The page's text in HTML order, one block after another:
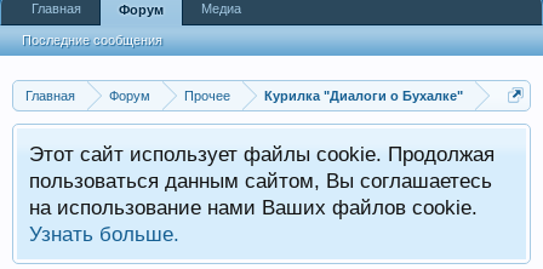
Главная Форум Прочее Курилка "Диалоги о Бухалке"
Этот сайт использует файлы cookie. Продолжая
пользоваться данным сайтом, Вы соглашаетесь
на использование нами Ваших файлов cookie.
Узнать больше.
Главная Форум
Последние сообщения
Медиа